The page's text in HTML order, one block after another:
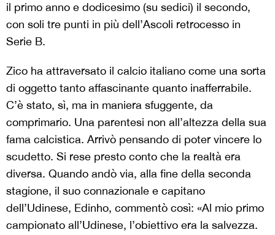
il primo anno e dodicesimo (su sedici) il secondo,
con soli tre punti in più dell’Ascoli retrocesso in
Serie B.
Zico ha attraversato il calcio italiano come una sorta
di oggetto tanto affascinante quanto inafferrabile.
C’è stato, sì, ma in maniera sfuggente, da
comprimario. Una parentesi non all’altezza della sua
fama calcistica. Arrivò pensando di poter vincere lo
scudetto. Si rese presto conto che la realtà era
diversa. Quando andò via, alla fine della seconda
stagione, il suo connazionale e capitano
dell’Udinese, Edinho, commentò così: «Al mio primo
campionato all’Udinese, l’obiettivo era la salvezza.